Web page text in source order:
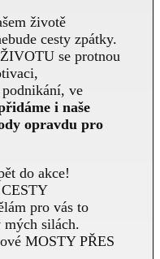
životě
cesty zpátky.
se protnou
ve
i naše
opravdu pro
do akce!
pro vás to
mých silách.
MOSTY PŘES